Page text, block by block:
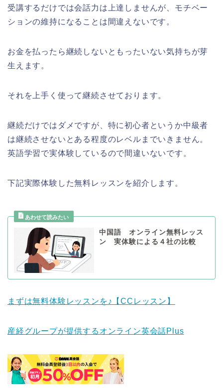
受講するだけでは会話力は上達しませんが、モチベー
ションの維持になることは間違えないです。
お金を払ったら継続しないともったいない気持ちが芽
生えます。
それを上手く使って継続させております。
継続だけではダメですが、特に初心者というか中級者
は継続させないとある程度のレベルまでいきません。
英語学習で実体験しているので間違いないです。
下記実際体験した無料レッスンを紹介します。
中国語 オンライン無料レッス
ン 実体験による４社の比較
まずは無料体験レッスンを♪【CCレッスン】
産経グループが提供するオンライン英会話Plus